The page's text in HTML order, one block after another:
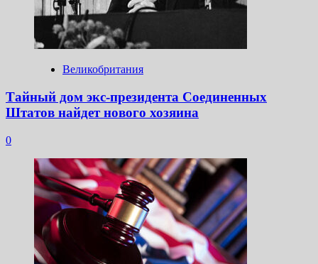
Великобритания
Тайный дом экс-президента Соединенных
Штатов найдет нового хозяина
0